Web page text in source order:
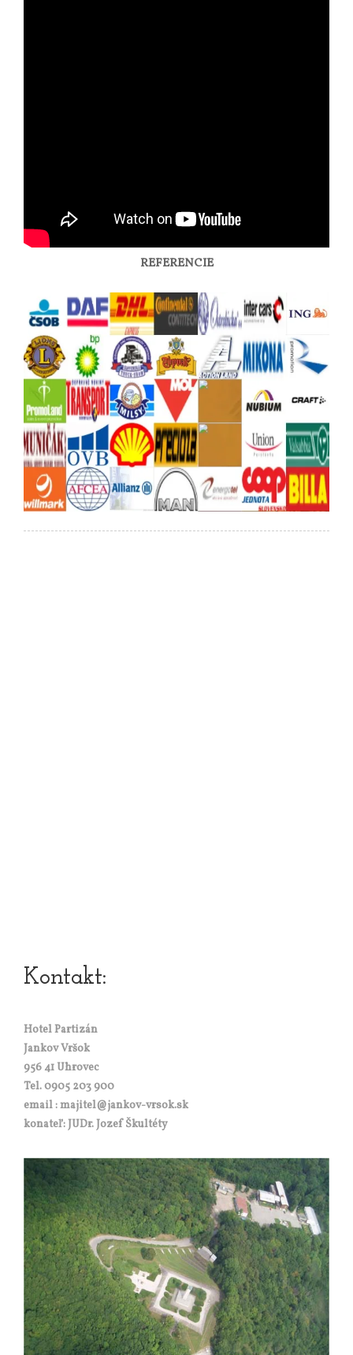
REFERENCIE
Kontakt:
Hotel Partizán
Jankov Vršok
956 41 Uhrovec
Tel. 0905 203 900
email : majitel@jankov-vrsok.sk
konateľ: JUDr. Jozef Škultéty